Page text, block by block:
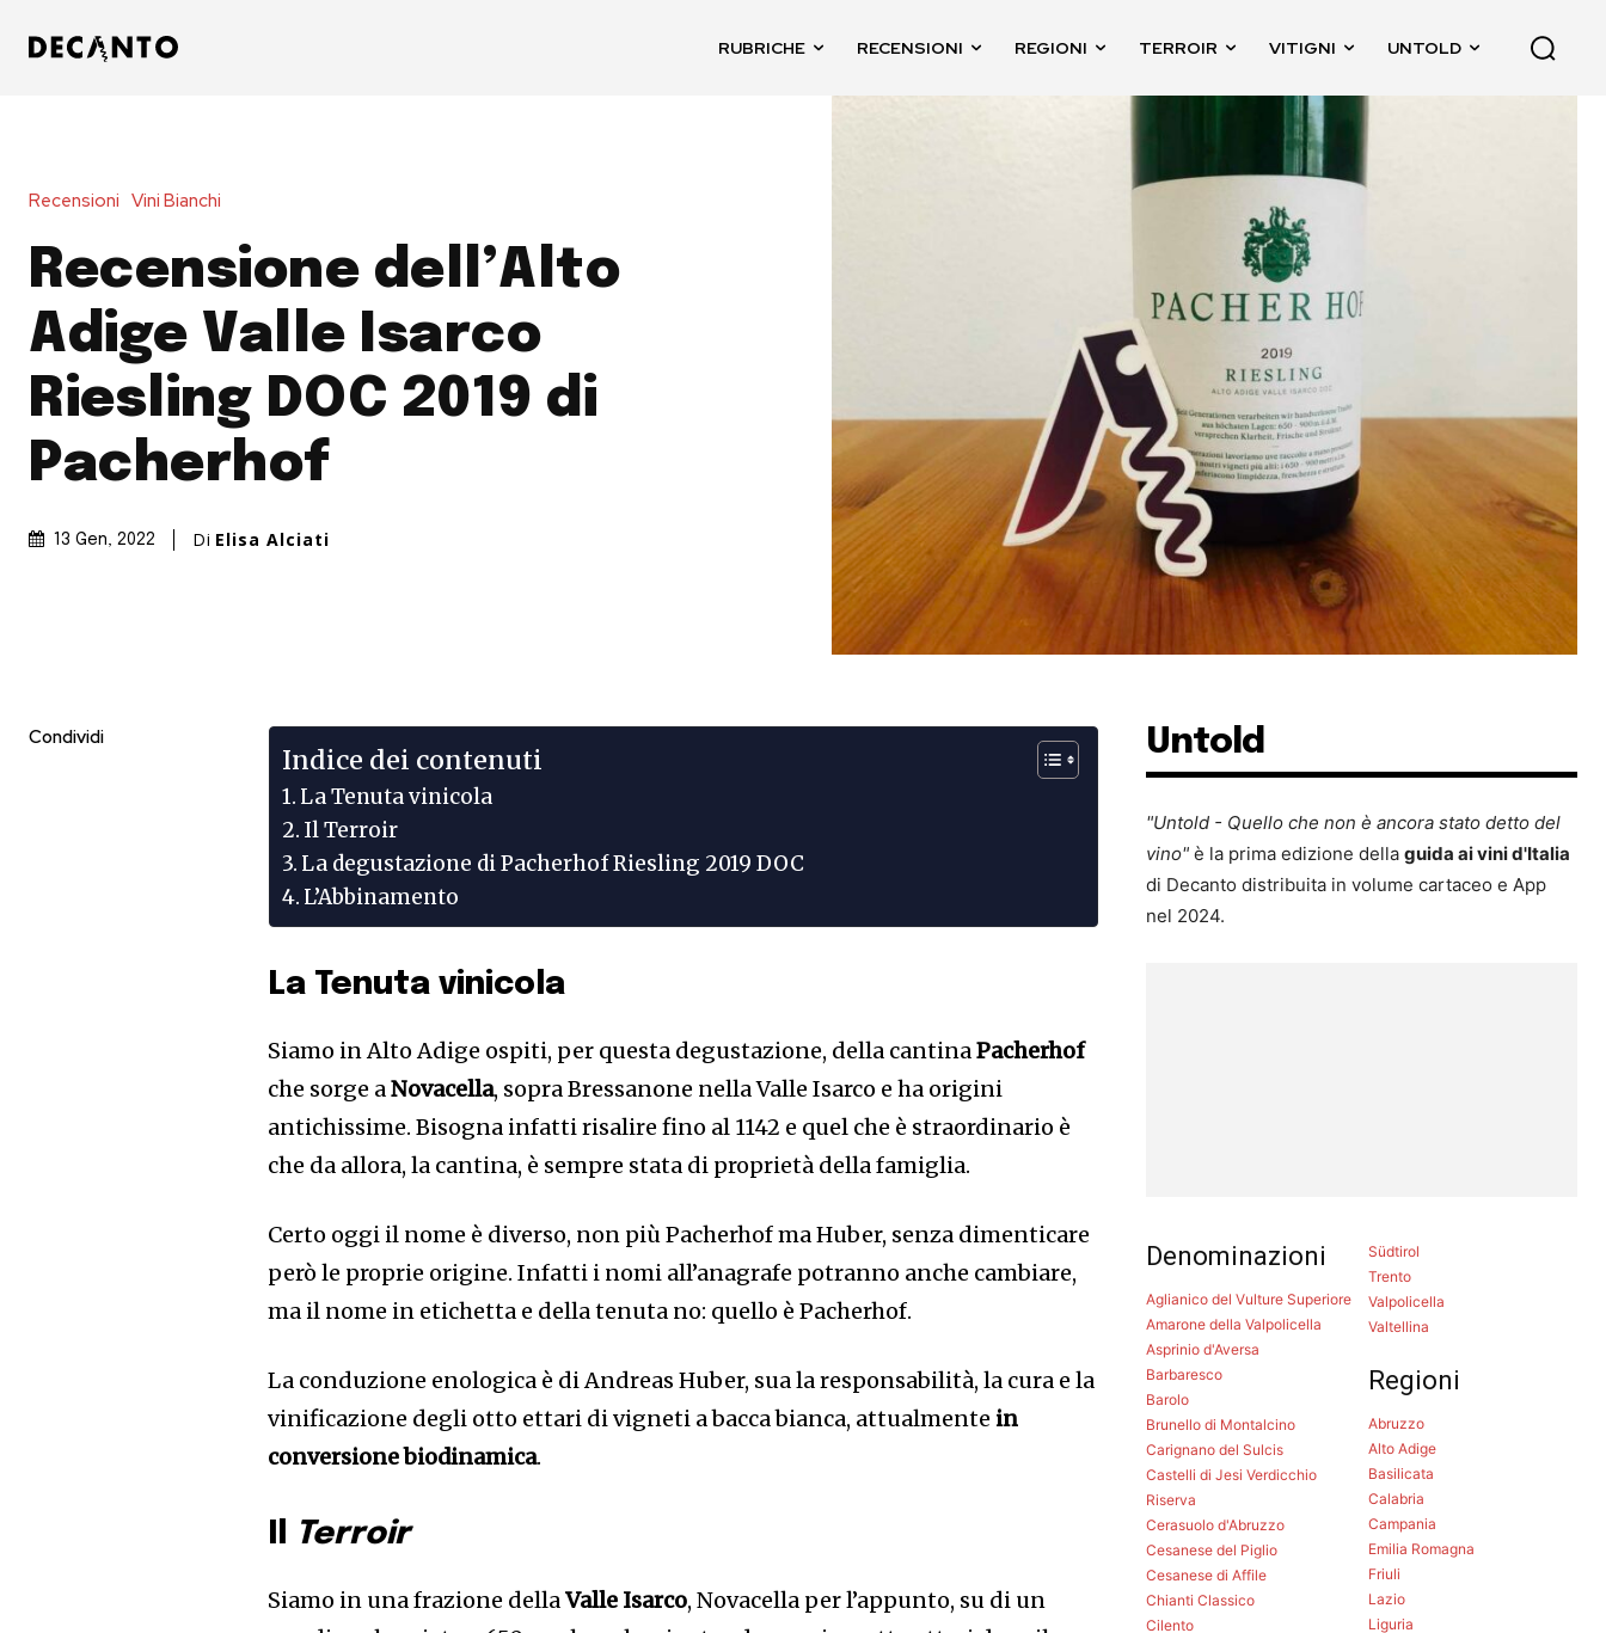
RUBRICHE RECENSIONI REGIONI TERROIR VITIGNI UNTOLD
Recensioni Vini Bianchi
Recensione dell’Alto
Adige Valle Isarco
Riesling DOC 2019 di
Pacherhof
13 Gen, 2022 Di Elisa Alciati
Condividi
Indice dei contenuti
La Tenuta vinicola
Il Terroir
La degustazione di Pacherhof Riesling 2019 DOC
L’Abbinamento
La Tenuta vinicola
Siamo in Alto Adige ospiti, per questa degustazione, della cantinaPacherhof
che sorge aNovacella, sopra Bressanone nella Valle Isarco e ha origini
antichissime. Bisogna infatti risalire fino al 1142 e quel che è straordinario è
che da allora, la cantina, è sempre stata di proprietà della famiglia.
Certo oggi il nome è diverso, non più Pacherhof ma Huber, senza dimenticare
però le proprie origine. Infatti i nomi all’anagrafe potranno anche cambiare,
ma il nome in etichetta e della tenuta no: quello è Pacherhof.
La conduzione enologica è di Andreas Huber, sua la responsabilità, la cura e la
vinificazione degli otto ettari di vigneti a bacca bianca, attualmente in
conversione biodinamica.
Terroir
Siamo in una frazione dellaValle Isarco, Novacella per l’appunto, su di un
Untold
"Untold - Quello che non è ancora stato detto del
vino" è la prima edizione dellaguida ai vini d'Italia
di Decanto distribuita in volume cartaceo e App
nel 2024.
Denominazioni
Aglianico del Vulture Superiore
Amarone della Valpolicella
Asprinio d'Aversa
Barbaresco
Barolo
Brunello di Montalcino
Carignano del Sulcis
Castelli di Jesi Verdicchio
Riserva
Cerasuolo d'Abruzzo
Cesanese del Piglio
Cesanese di Affile
Chianti Classico
Cilento
Südtirol
Trento
Valpolicella
Valtellina
Regioni
Abruzzo
Alto Adige
Basilicata
Calabria
Campania
Emilia Romagna
Friuli
Lazio
Liguria